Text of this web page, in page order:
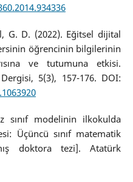
G. D. (2022). Eğitsel dijital
öğrencinin bilgilerinin
ve tutumuna etkisi.
5(3), 157-176. DOI:
sınıf modelinin ilkokulda
Üçüncü sınıf matematik
doktora tezi]. Atatürk